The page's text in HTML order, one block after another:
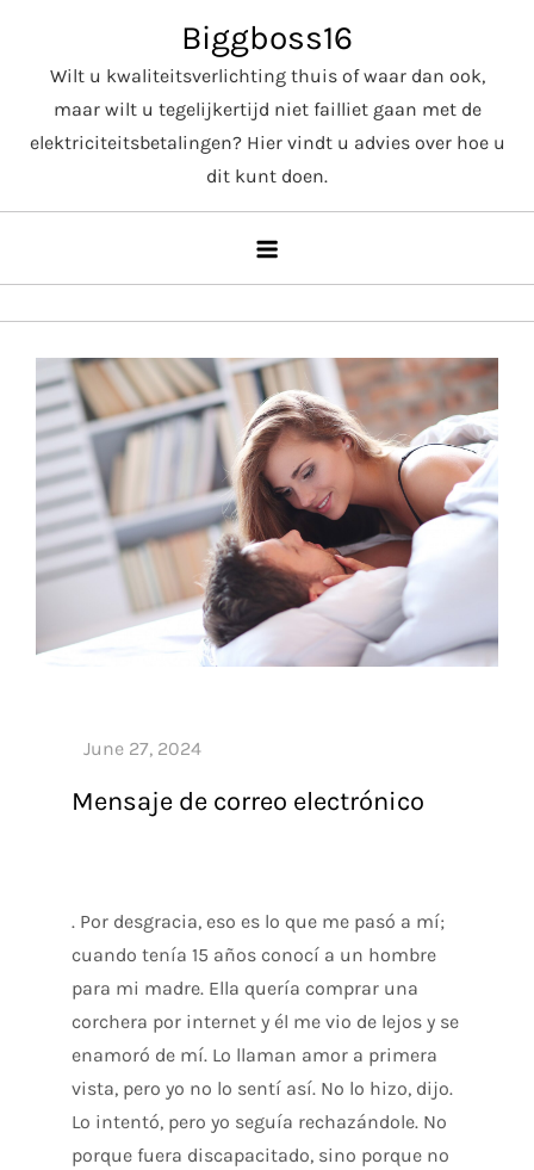
content
Biggboss16
Wilt u kwaliteitsverlichting thuis of waar dan ook,
maar wilt u tegelijkertijd niet failliet gaan met de
elektriciteitsbetalingen? Hier vindt u advies over hoe u
dit kunt doen.
Mensaje de correo electrónico
. Por desgracia, eso es lo que me pasó a mí;
cuando tenía 15 años conocí a un hombre
para mi madre. Ella quería comprar una
corchera por internet y él me vio de lejos y se
enamoró de mí. Lo llaman amor a primera
vista, pero yo no lo sentí así. No lo hizo, dijo.
Lo intentó, pero yo seguía rechazándole. No
porque fuera discapacitado, sino porque no